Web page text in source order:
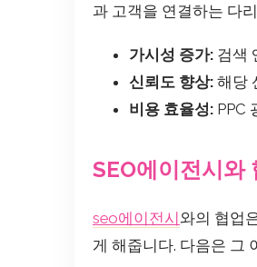
과 고객을 연결하는 다
가시성 증가: 검색
신뢰도 향상: 해당
비용 효율성: PPC
SEO에이전시와
seo에이전시와의 협업
게 해줍니다. 다음은 그